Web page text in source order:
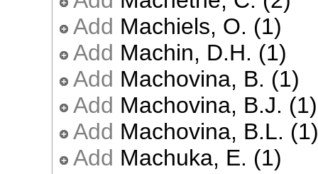
Add Machiels, O. (1)
Add Machin, D.H. (1)
Add Machovina, B. (1)
Add Machovina, B.J. (1)
Add Machovina, B.L. (1)
Add Machuka, E. (1)